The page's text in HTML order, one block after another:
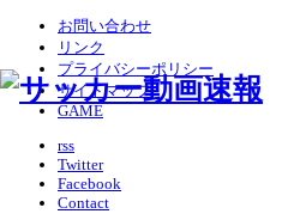
お問い合わせ
リンク
プライバシーポリシー
サイトマップ
GAME
rss
Twitter
Facebook
Contact